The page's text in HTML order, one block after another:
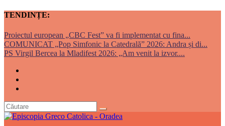
TENDINȚE:
Proiectul european „CBC Fest” va fi implementat cu fina...
COMUNICAT „Pop Simfonic la Catedrală” 2026: Andra și di...
PS Virgil Bercea la Mladifest 2026: „Am venit la izvor....